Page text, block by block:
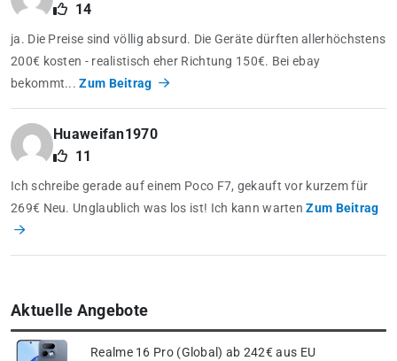
14
ja. Die Preise sind völlig absurd. Die Geräte dürften allerhöchstens
200€ kosten - realistisch eher Richtung 150€. Bei ebay
bekommt...Zum Beitrag
Huaweifan1970
11
Ich schreibe gerade auf einem Poco F7, gekauft vor kurzem für
269€ Neu. Unglaublich was los ist! Ich kann wartenZum Beitrag
Aktuelle Angebote
Realme 16 Pro (Global) ab 242€ aus EU